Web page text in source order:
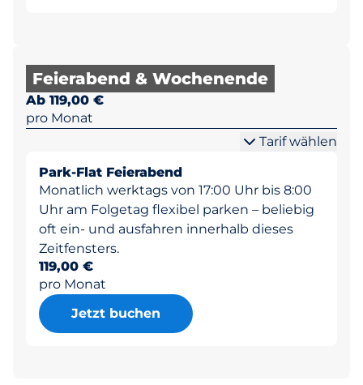
Feierabend & Wochenende
Ab 119,00 €
pro Monat
Tarif wählen
Park-Flat Feierabend
Monatlich werktags von 17:00 Uhr bis 8:00
Uhr am Folgetag flexibel parken – beliebig
oft ein- und ausfahren innerhalb dieses
Zeitfensters.
119,00 €
pro Monat
Jetzt buchen